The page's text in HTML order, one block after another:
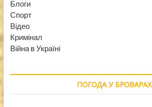
Блоги
Спорт
Відео
Кримінал
Війна в Україні
ПОГОДА У БРОВАРАХ